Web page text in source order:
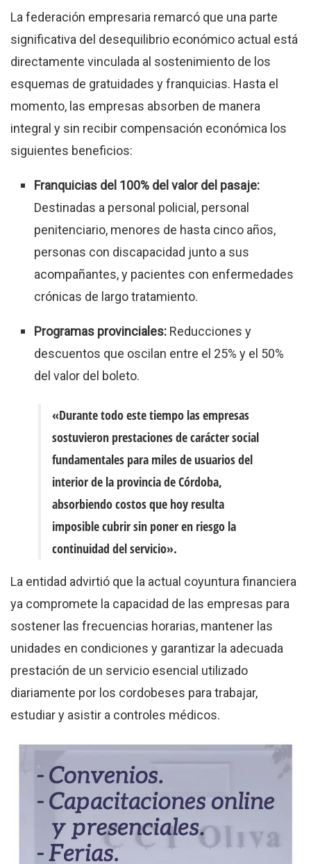
La federación empresaria remarcó que una parte
significativa del desequilibrio económico actual está
directamente vinculada al sostenimiento de los
esquemas de gratuidades y franquicias. Hasta el
momento, las empresas absorben de manera
integral y sin recibir compensación económica los
siguientes beneficios:
Franquicias del 100% del valor del pasaje:
Destinadas a personal policial, personal
penitenciario, menores de hasta cinco años,
personas con discapacidad junto a sus
acompañantes, y pacientes con enfermedades
crónicas de largo tratamiento.
Programas provinciales: Reducciones y
descuentos que oscilan entre el 25% y el 50%
del valor del boleto.
«Durante todo este tiempo las empresas
sostuvieron prestaciones de carácter social
fundamentales para miles de usuarios del
interior de la provincia de Córdoba,
absorbiendo costos que hoy resulta
imposible cubrir sin poner en riesgo la
continuidad del servicio».
La entidad advirtió que la actual coyuntura financiera
ya compromete la capacidad de las empresas para
sostener las frecuencias horarias, mantener las
unidades en condiciones y garantizar la adecuada
prestación de un servicio esencial utilizado
diariamente por los cordobeses para trabajar,
estudiar y asistir a controles médicos.